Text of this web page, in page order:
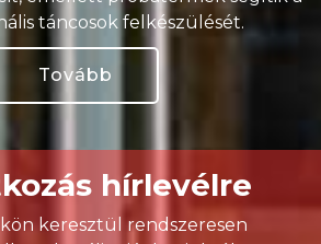
táncosok felkészülését.
Tovább
hírlevélre
keresztül rendszeresen